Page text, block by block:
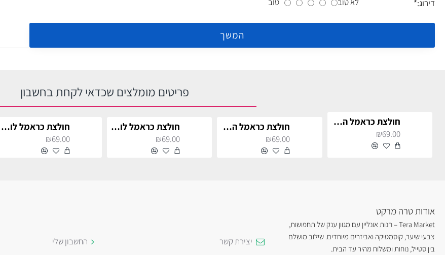
דירוג:
המשך
פריטים מומלצים שכדאי לקחת בחשבון
חולצת כראמל החתול לילדים
₪69.00
חולצת כראמל החתול לילדים
₪69.00
חולצת כראמל לוגו אדומה לילדים
₪69.00
חולצת כראמל לוגו אדומה לילדים
₪69.00
אודות טרה מרקט
Tera Market – חנות אונליין עם מגוון ענק של תחפושות,
צבעי שיער, קוסמטיקה ואביזרים מיוחדים. שילוב מושלם
בין סטייל, נוחות ומשלוח מהיר עד הבית.
יצירת קשר
החשבון שלי